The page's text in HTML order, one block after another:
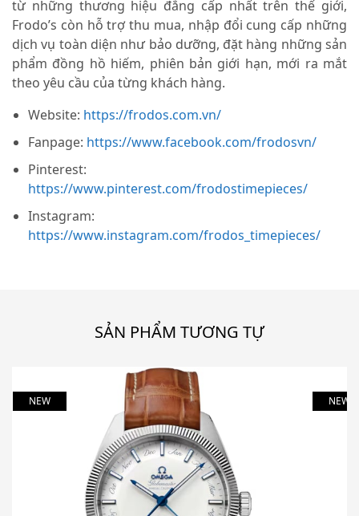
từ những thương hiệu đẳng cấp nhất trên thế giới,
Frodo’s còn hỗ trợ thu mua, nhập đổi cung cấp những
dịch vụ toàn diện như bảo dưỡng, đặt hàng những sản
phẩm đồng hồ hiếm, phiên bản giới hạn, mới ra mắt
theo yêu cầu của từng khách hàng.
Website: https://frodos.com.vn/
Fanpage: https://www.facebook.com/frodosvn/
Pinterest:
https://www.pinterest.com/frodostimepieces/
Instagram:
https://www.instagram.com/frodos_timepieces/
SẢN PHẨM TƯƠNG TỰ
NEW NEW